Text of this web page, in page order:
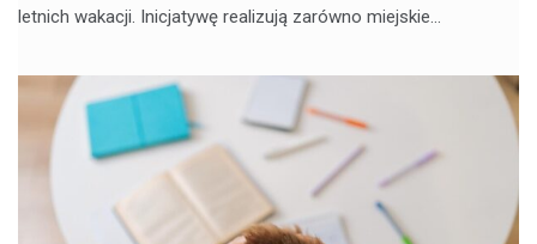
letnich wakacji. Inicjatywę realizują zarówno miejskie…